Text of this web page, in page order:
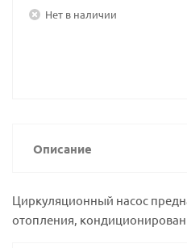
Нет в наличии
Описание
Циркуляционный насос
отопления,